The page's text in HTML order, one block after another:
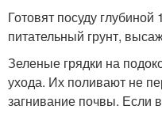
Готовят посуду
питательный грунт,
Зеленые грядки на
ухода. Их поливают не
загнивание почвы. Если